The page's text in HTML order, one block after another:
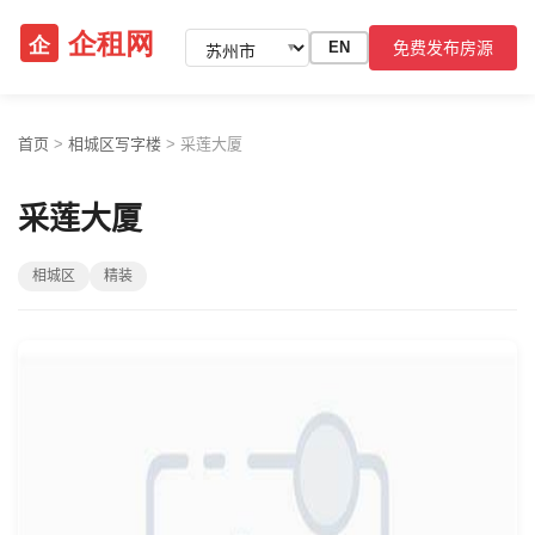
▼ EN 免费发布房源
首页 > 相城区写字楼 > 采莲大厦
采莲大厦
相城区 精装